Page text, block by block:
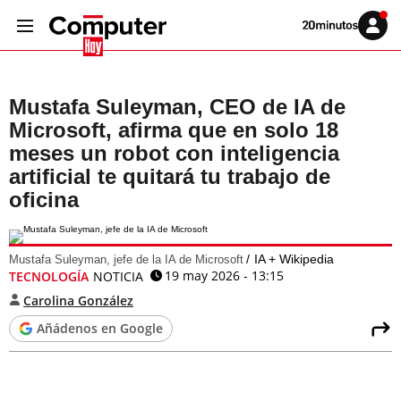
Volver
Iniciar
sesión
Mustafa Suleyman, CEO de IA de
Microsoft, afirma que en solo 18
meses un robot con inteligencia
artificial te quitará tu trabajo de
oficina
Mustafa Suleyman, jefe de la IA de Microsoft IA + Wikipedia
TECNOLOGÍA NOTICIA
19 may 2026 - 13:15
Carolina González
Añádenos en Google